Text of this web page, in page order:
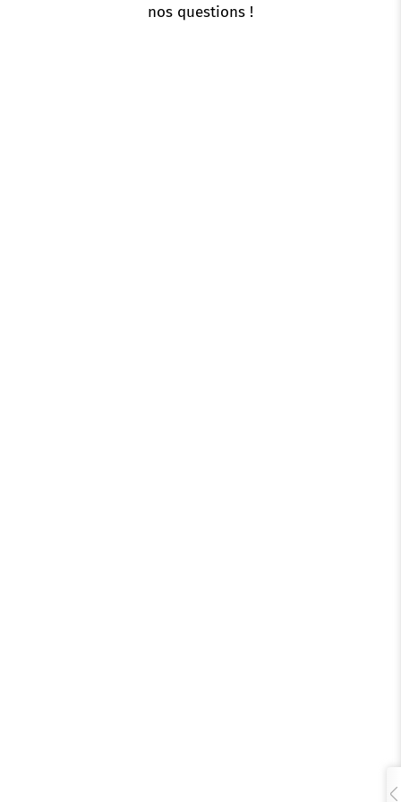
nos questions !